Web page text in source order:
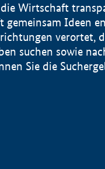
Wirtschaft
Ideen
verortet,
suchen sowie
Sie die